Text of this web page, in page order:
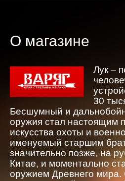
О магазине
Лук –
30
Бесшумный и
оружия стал настоящим
искусства охоты и
именуемый старшим
значительно позже, на
Китае, и моментально
оружием Древнего мира.